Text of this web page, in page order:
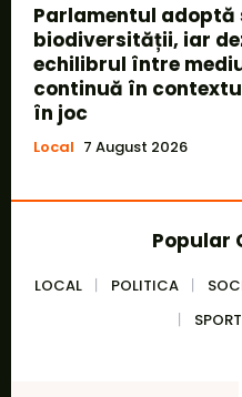
Parlamentul
biodiversității, iar
echilibrul între
continuă în contextul
în joc
Local 7 August 2026
Popular
LOCAL POLITICA
SPORT